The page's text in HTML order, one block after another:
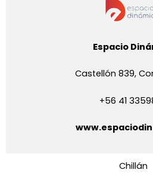
Espacio
Castellón 839,
+56 41
Chillán